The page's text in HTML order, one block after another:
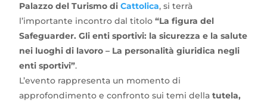
Palazzo del Turismo diCattolica, si terrà
l’importante incontro dal titolo“La figura del
Safeguarder. Gli enti sportivi: la sicurezza e la salute
nei luoghi di lavoro – La personalità giuridica negli
enti sportivi”.
L’evento rappresenta un momento di
approfondimento e confronto sui temi dellatutela,